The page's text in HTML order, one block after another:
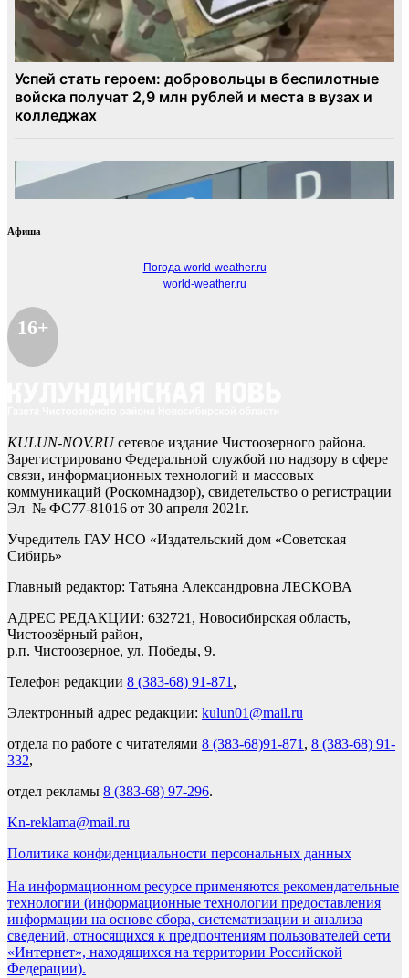
Афиша
Погода world-weather.ru
world-weather.ru
16+
KULUN-NOV.RUсетевое издание Чистоозерного района.
Зарегистрировано Федеральной службой по надзору в сфере
связи, информационных технологий и массовых
коммуникаций (Роскомнадзор), свидетельство о регистрации
Эл № ФС77-81016 от 30 апреля 2021г.
Учредитель ГАУ НСО «Издательский дом «Советская
Сибирь»
Главный редактор: Татьяна Александровна ЛЕСКОВА
АДРЕС РЕДАКЦИИ: 632721, Новосибирская область,
Чистоозёрный район,
р.п. Чистоозерное, ул. Победы, 9.
Телефон редакции 8 (383-68) 91-871 ,
Электронный адрес редакции: kulun01@mail.ru
отдела по работе с читателями 8 (383-68)91-871 , 8 (383-68) 91-
332,
отдел рекламы 8 (383-68) 97-296.
Kn-reklama@mail.ru
Политика конфиденциальности персональных данных
На информационном ресурсе применяются рекомендательные
технологии (информационные технологии предоставления
информации на основе сбора, систематизации и анализа
сведений, относящихся к предпочтениям пользователей сети
«Интернет», находящихся на территории Российской
Федерации).